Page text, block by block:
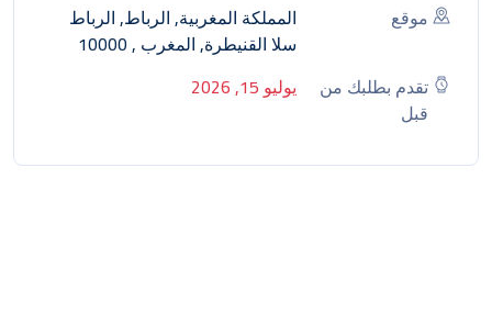
موقع
المملكة المغربية, الرباط, الرباط
سلا القنيطرة, المغرب , 10000
تقدم بطلبك من
قبل
يوليو 15, 2026